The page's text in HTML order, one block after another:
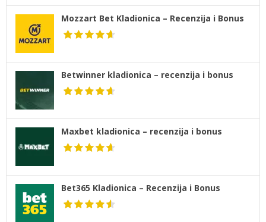
Mozzart Bet Kladionica – Recenzija i Bonus
Betwinner kladionica – recenzija i bonus
Maxbet kladionica – recenzija i bonus
Bet365 Kladionica – Recenzija i Bonus